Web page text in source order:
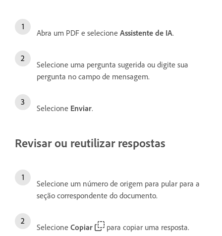
Abra um PDF e selecione Assistente de IA.
Selecione uma pergunta sugerida ou digite sua
pergunta no campo de mensagem.
Selecione Enviar.
Revisar ou reutilizar respostas
Selecione um número de origem para pular para a
seção correspondente do documento.
Selecione Copiar para copiar uma resposta.